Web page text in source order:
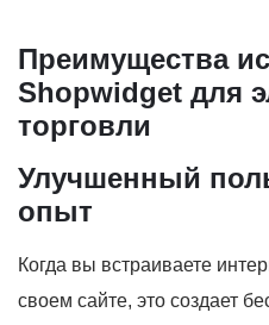
Преимущества
Shopwidget для
торговли
Улучшенный
опыт
Когда вы встраиваете
своем сайте, это создает